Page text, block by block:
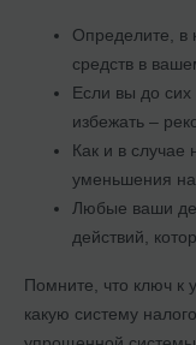
Определите, в
средств в
Если вы до сих
избежать –
Как и в случае
уменьшения
Любые ваши
действий,
Помните, что ключ к
какую систему